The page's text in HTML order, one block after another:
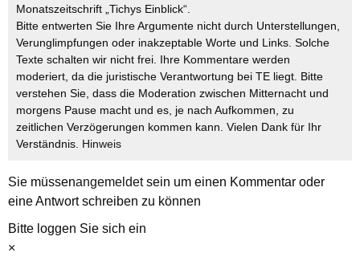
Monatszeitschrift „Tichys Einblick“.
Bitte entwerten Sie Ihre Argumente nicht durch Unterstellungen,
Verunglimpfungen oder inakzeptable Worte und Links. Solche
Texte schalten wir nicht frei. Ihre Kommentare werden
moderiert, da die juristische Verantwortung bei TE liegt. Bitte
verstehen Sie, dass die Moderation zwischen Mitternacht und
morgens Pause macht und es, je nach Aufkommen, zu
zeitlichen Verzögerungen kommen kann. Vielen Dank für Ihr
Verständnis. Hinweis
Sie müssenangemeldetsein um einen Kommentar oder
eine Antwort schreiben zu können
Bitte loggen Sie sich ein
×